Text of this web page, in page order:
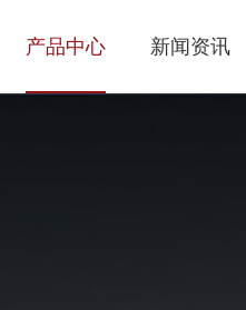
产品中心 新闻资讯